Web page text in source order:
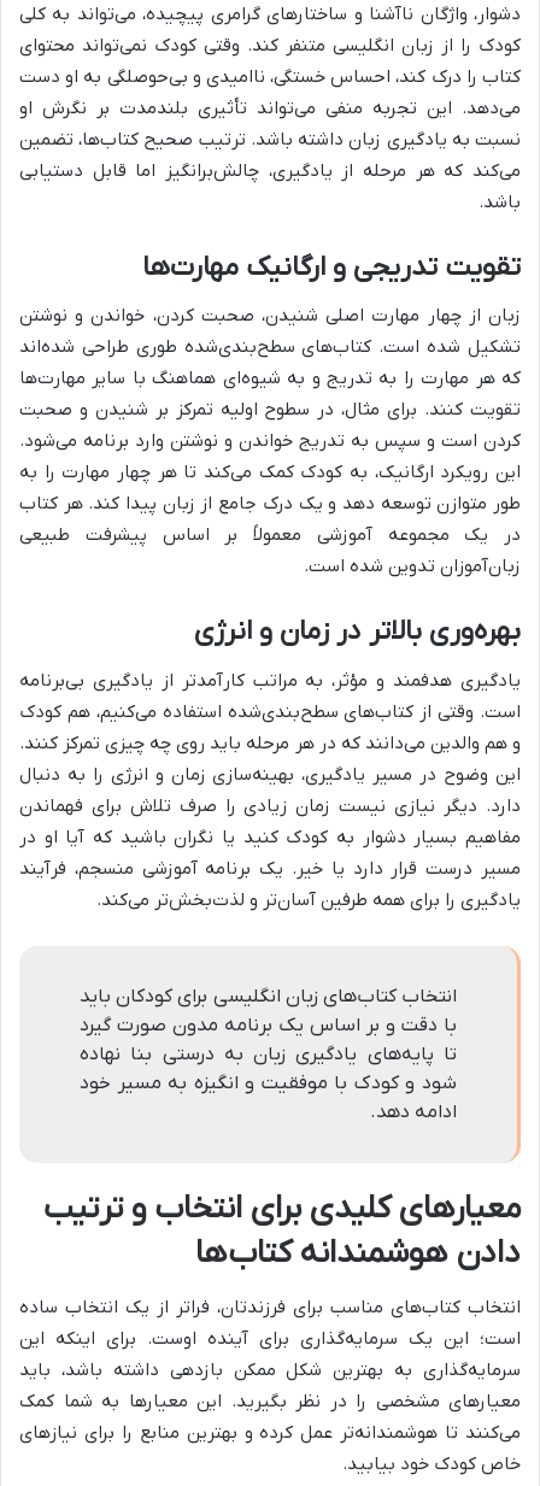
دشوار، واژگان ناآشنا و ساختارهای گرامری پیچیده، می‌تواند به کلی
کودک را از زبان انگلیسی متنفر کند. وقتی کودک نمی‌تواند محتوای
کتاب را درک کند، احساس خستگی، ناامیدی و بی‌حوصلگی به او دست
می‌دهد. این تجربه منفی می‌تواند تأثیری بلندمدت بر نگرش او
نسبت به یادگیری زبان داشته باشد. ترتیب صحیح کتاب‌ها، تضمین
می‌کند که هر مرحله از یادگیری، چالش‌برانگیز اما قابل دستیابی
باشد.
تقویت تدریجی و ارگانیک مهارت‌ها
زبان از چهار مهارت اصلی شنیدن، صحبت کردن، خواندن و نوشتن
تشکیل شده است. کتاب‌های سطح‌بندی‌شده طوری طراحی شده‌اند
که هر مهارت را به تدریج و به شیوه‌ای هماهنگ با سایر مهارت‌ها
تقویت کنند. برای مثال، در سطوح اولیه تمرکز بر شنیدن و صحبت
کردن است و سپس به تدریج خواندن و نوشتن وارد برنامه می‌شود.
این رویکرد ارگانیک، به کودک کمک می‌کند تا هر چهار مهارت را به
طور متوازن توسعه دهد و یک درک جامع از زبان پیدا کند. هر کتاب
در یک مجموعه آموزشی معمولاً بر اساس پیشرفت طبیعی
زبان‌آموزان تدوین شده است.
بهره‌وری بالاتر در زمان و انرژی
یادگیری هدفمند و مؤثر، به مراتب کارآمدتر از یادگیری بی‌برنامه
است. وقتی از کتاب‌های سطح‌بندی‌شده استفاده می‌کنیم، هم کودک
و هم والدین می‌دانند که در هر مرحله باید روی چه چیزی تمرکز کنند.
این وضوح در مسیر یادگیری، بهینه‌سازی زمان و انرژی را به دنبال
دارد. دیگر نیازی نیست زمان زیادی را صرف تلاش برای فهماندن
مفاهیم بسیار دشوار به کودک کنید یا نگران باشید که آیا او در
مسیر درست قرار دارد یا خیر. یک برنامه آموزشی منسجم، فرآیند
یادگیری را برای همه طرفین آسان‌تر و لذت‌بخش‌تر می‌کند.
انتخاب کتاب‌های زبان انگلیسی برای کودکان باید
با دقت و بر اساس یک برنامه مدون صورت گیرد
تا پایه‌های یادگیری زبان به درستی بنا نهاده
شود و کودک با موفقیت و انگیزه به مسیر خود
ادامه دهد.
معیارهای کلیدی برای انتخاب و ترتیب
دادن هوشمندانه کتاب‌ها
انتخاب کتاب‌های مناسب برای فرزندتان، فراتر از یک انتخاب ساده
است؛ این یک سرمایه‌گذاری برای آینده اوست. برای اینکه این
سرمایه‌گذاری به بهترین شکل ممکن بازدهی داشته باشد، باید
معیارهای مشخصی را در نظر بگیرید. این معیارها به شما کمک
می‌کنند تا هوشمندانه‌تر عمل کرده و بهترین منابع را برای نیازهای
خاص کودک خود بیابید.